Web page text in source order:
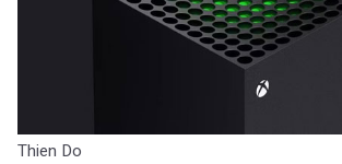
Thien Do